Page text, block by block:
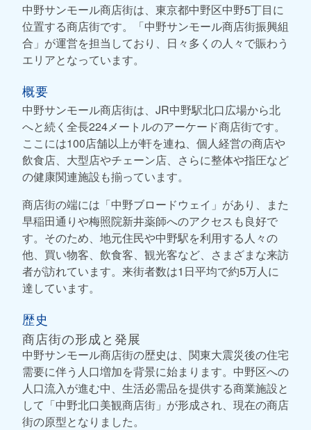
中野サンモール商店街は、東京都中野区中野5丁目に
位置する商店街です。「中野サンモール商店街振興組
合」が運営を担当しており、日々多くの人々で賑わう
エリアとなっています。
概要
中野サンモール商店街は、JR中野駅北口広場から北
へと続く全長224メートルのアーケード商店街です。
ここには100店舗以上が軒を連ね、個人経営の商店や
飲食店、大型店やチェーン店、さらに整体や指圧など
の健康関連施設も揃っています。
商店街の端には「中野ブロードウェイ」があり、また
早稲田通りや梅照院新井薬師へのアクセスも良好で
す。そのため、地元住民や中野駅を利用する人々の
他、買い物客、飲食客、観光客など、さまざまな来訪
者が訪れています。来街者数は1日平均で約5万人に
達しています。
歴史
商店街の形成と発展
中野サンモール商店街の歴史は、関東大震災後の住宅
需要に伴う人口増加を背景に始まります。中野区への
人口流入が進む中、生活必需品を提供する商業施設と
して「中野北口美観商店街」が形成され、現在の商店
街の原型となりました。